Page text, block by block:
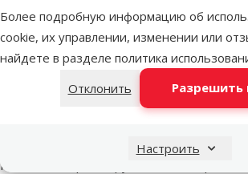
Более подробную информацию об
cookie, их управлении, изменении или
найдете в разделе политика
Отклонить
Разрешить
Настроить
покрытие порошковой краской, которая
антикоррозийную стойкость и создает
механическим повреждениям;
Прутья жесткие, их невозможно
или же сломать/погнуть;
умные попугаи не смогут открыть;
Ножки вольера оборудованы четырьмя